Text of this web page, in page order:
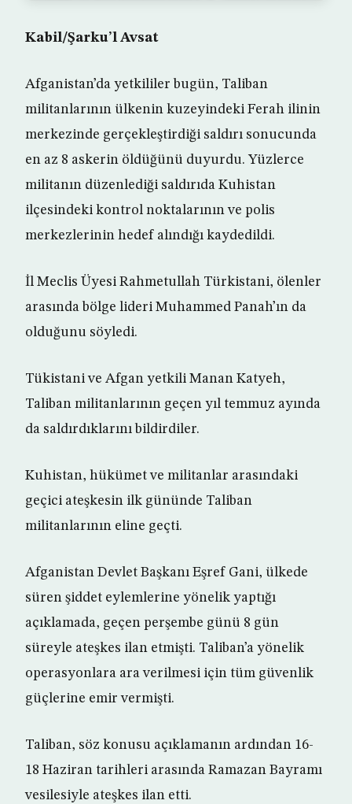
Kabil/Şarku’l Avsat
Afganistan’da yetkililer bugün, Taliban
militanlarının ülkenin kuzeyindeki Ferah ilinin
merkezinde gerçekleştirdiği saldırı sonucunda
en az 8 askerin öldüğünü duyurdu. Yüzlerce
militanın düzenlediği saldırıda Kuhistan
ilçesindeki kontrol noktalarının ve polis
merkezlerinin hedef alındığı kaydedildi.
İl Meclis Üyesi Rahmetullah Türkistani, ölenler
arasında bölge lideri Muhammed Panah’ın da
olduğunu söyledi.
Tükistani ve Afgan yetkili Manan Katyeh,
Taliban militanlarının geçen yıl temmuz ayında
da saldırdıklarını bildirdiler.
Kuhistan, hükümet ve militanlar arasındaki
geçici ateşkesin ilk gününde Taliban
militanlarının eline geçti.
Afganistan Devlet Başkanı Eşref Gani, ülkede
süren şiddet eylemlerine yönelik yaptığı
açıklamada, geçen perşembe günü 8 gün
süreyle ateşkes ilan etmişti. Taliban’a yönelik
operasyonlara ara verilmesi için tüm güvenlik
güçlerine emir vermişti.
Taliban, söz konusu açıklamanın ardından 16-
18 Haziran tarihleri arasında Ramazan Bayramı
vesilesiyle ateşkes ilan etti.